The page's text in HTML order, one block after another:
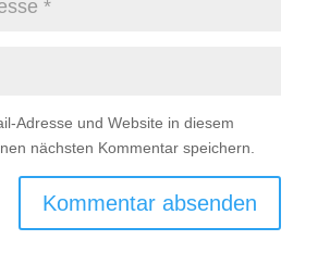
Adresse und Website in diesem
nächsten Kommentar speichern.